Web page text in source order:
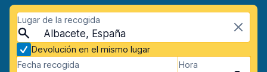
Lugar de la recogida
Albacete, España
Devolución en el mismo lugar
Fecha recogida
Hora